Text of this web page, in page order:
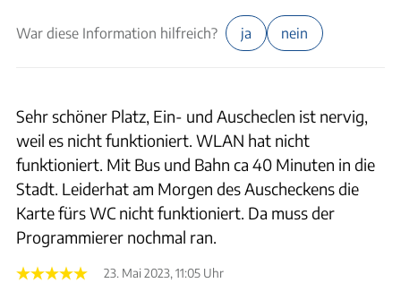
War diese Information hilfreich? ja nein
Sehr schöner Platz, Ein- und Auscheclen ist nervig,
weil es nicht funktioniert. WLAN hat nicht
funktioniert. Mit Bus und Bahn ca 40 Minuten in die
Stadt. Leiderhat am Morgen des Auscheckens die
Karte fürs WC nicht funktioniert. Da muss der
Programmierer nochmal ran.
23. Mai 2023, 11:05 Uhr